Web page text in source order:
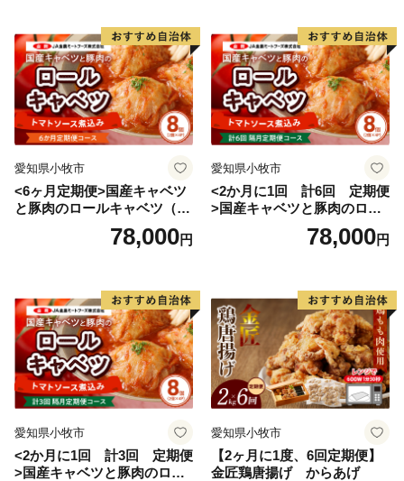
愛知県小牧市
<6ヶ月定期便>国産キャベツ
と豚肉のロールキャベツ（4P
78,000円
愛知県小牧市
<2か月に1回 計6回 定期便
>国産キャベツと豚肉のロー
ルキャベツ（4P入り）
78,000円
愛知県小牧市
<2か月に1回 計3回 定期便
>国産キャベツと豚肉のロー
愛知県小牧市
【2ヶ月に1度、6回定期便】
金匠鶏唐揚げ からあげ